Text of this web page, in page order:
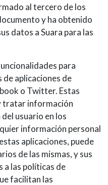
al tercero de los
y ha obtenido
datos a Suara para las
para
aplicaciones de
o Twitter. Estas
tratar información
usuario en los
información personal
aplicaciones, puede
de las mismas, y sus
a las políticas de
facilitan las